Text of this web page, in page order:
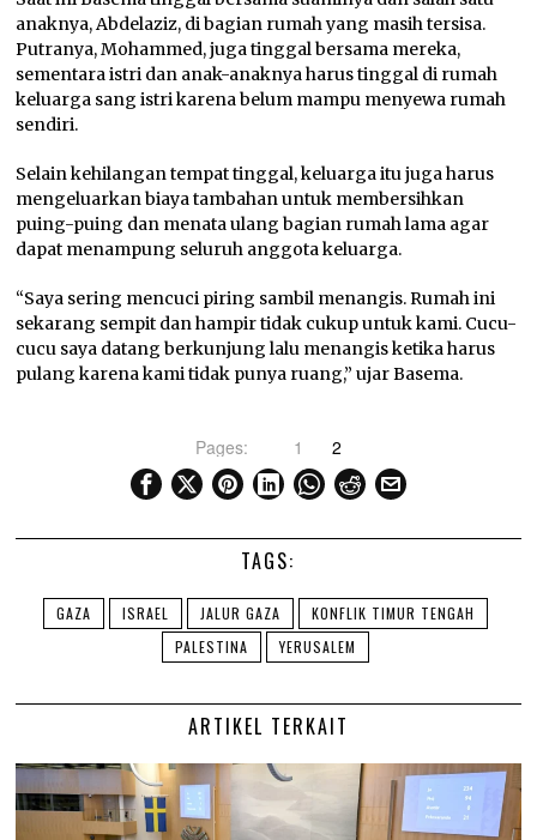
anaknya, Abdelaziz, di bagian rumah yang masih tersisa.
Putranya, Mohammed, juga tinggal bersama mereka,
sementara istri dan anak-anaknya harus tinggal di rumah
keluarga sang istri karena belum mampu menyewa rumah
sendiri.
Selain kehilangan tempat tinggal, keluarga itu juga harus
mengeluarkan biaya tambahan untuk membersihkan
puing-puing dan menata ulang bagian rumah lama agar
dapat menampung seluruh anggota keluarga.
“Saya sering mencuci piring sambil menangis. Rumah ini
sekarang sempit dan hampir tidak cukup untuk kami. Cucu-
cucu saya datang berkunjung lalu menangis ketika harus
pulang karena kami tidak punya ruang,” ujar Basema.
Pages: 1 2
TAGS:
GAZA ISRAEL JALUR GAZA
KONFLIK TIMUR TENGAH
PALESTINA
YERUSALEM
ARTIKEL TERKAIT